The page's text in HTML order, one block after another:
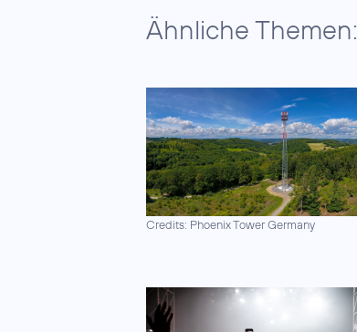
Ähnliche Themen:
Credits: Phoenix Tower Germany